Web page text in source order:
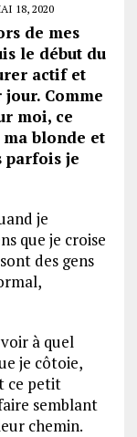
18, 2020
de mes
le début du
actif et
jour. Comme
moi, ce
ma blonde et
parfois je
je
que je croise
des gens
à quel
je côtoie,
ce petit
semblant
chemin.